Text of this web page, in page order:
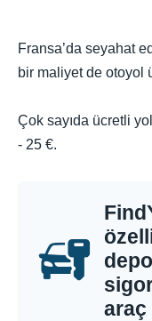
Fransa’da seyahat
bir maliyet de otoyol
Çok sayıda ücretli
- 25 €.
araç